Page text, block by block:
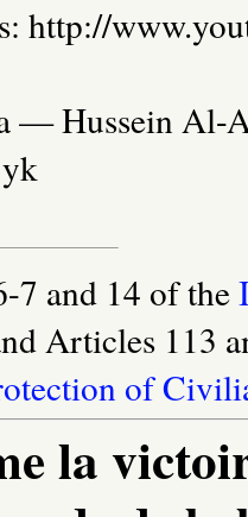
http://
—Hussein Al-
7 and 14 of the
Articles 113
of
la